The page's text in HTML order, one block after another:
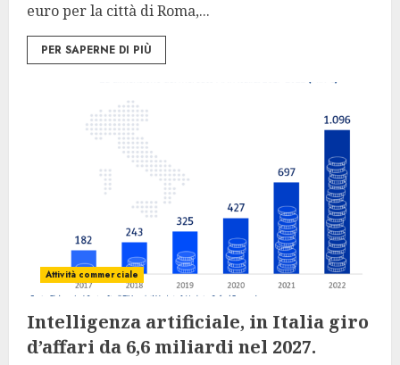
euro per la città di Roma,...
PER SAPERNE DI PIÙ
Attività commerciale
Intelligenza artificiale, in Italia giro
d’affari da 6,6 miliardi nel 2027.